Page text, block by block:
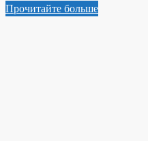
Прочитайте больше